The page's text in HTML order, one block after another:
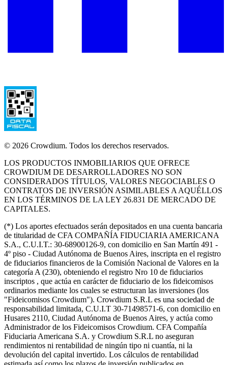
© 2026 Crowdium. Todos los derechos reservados.
LOS PRODUCTOS INMOBILIARIOS QUE OFRECE
CROWDIUM DE DESARROLLADORES NO SON
CONSIDERADOS TÍTULOS, VALORES NEGOCIABLES O
CONTRATOS DE INVERSIÓN ASIMILABLES A AQUÉLLOS
EN LOS TÉRMINOS DE LA LEY 26.831 DE MERCADO DE
CAPITALES.
(*) Los aportes efectuados serán depositados en una cuenta bancaria
de titularidad de CFA COMPAÑÍA FIDUCIARIA AMERICANA
S.A., C.U.I.T.: 30-68900126-9, con domicilio en San Martín 491 -
4º piso - Ciudad Autónoma de Buenos Aires, inscripta en el registro
de fiduciarios financieros de la Comisión Nacional de Valores en la
categoría A (230), obteniendo el registro Nro 10 de fiduciarios
inscriptos , que actúa en carácter de fiduciario de los fideicomisos
ordinarios mediante los cuales se estructuran las inversiones (los
"Fideicomisos Crowdium"). Crowdium S.R.L es una sociedad de
responsabilidad limitada, C.U.I.T 30-71498571-6, con domicilio en
Husares 2110, Ciudad Autónoma de Buenos Aires, y actúa como
Administrador de los Fideicomisos Crowdium. CFA Compañía
Fiduciaria Americana S.A. y Crowdium S.R.L no aseguran
rendimientos ni rentabilidad de ningún tipo ni cuantía, ni la
devolución del capital invertido. Los cálculos de rentabilidad